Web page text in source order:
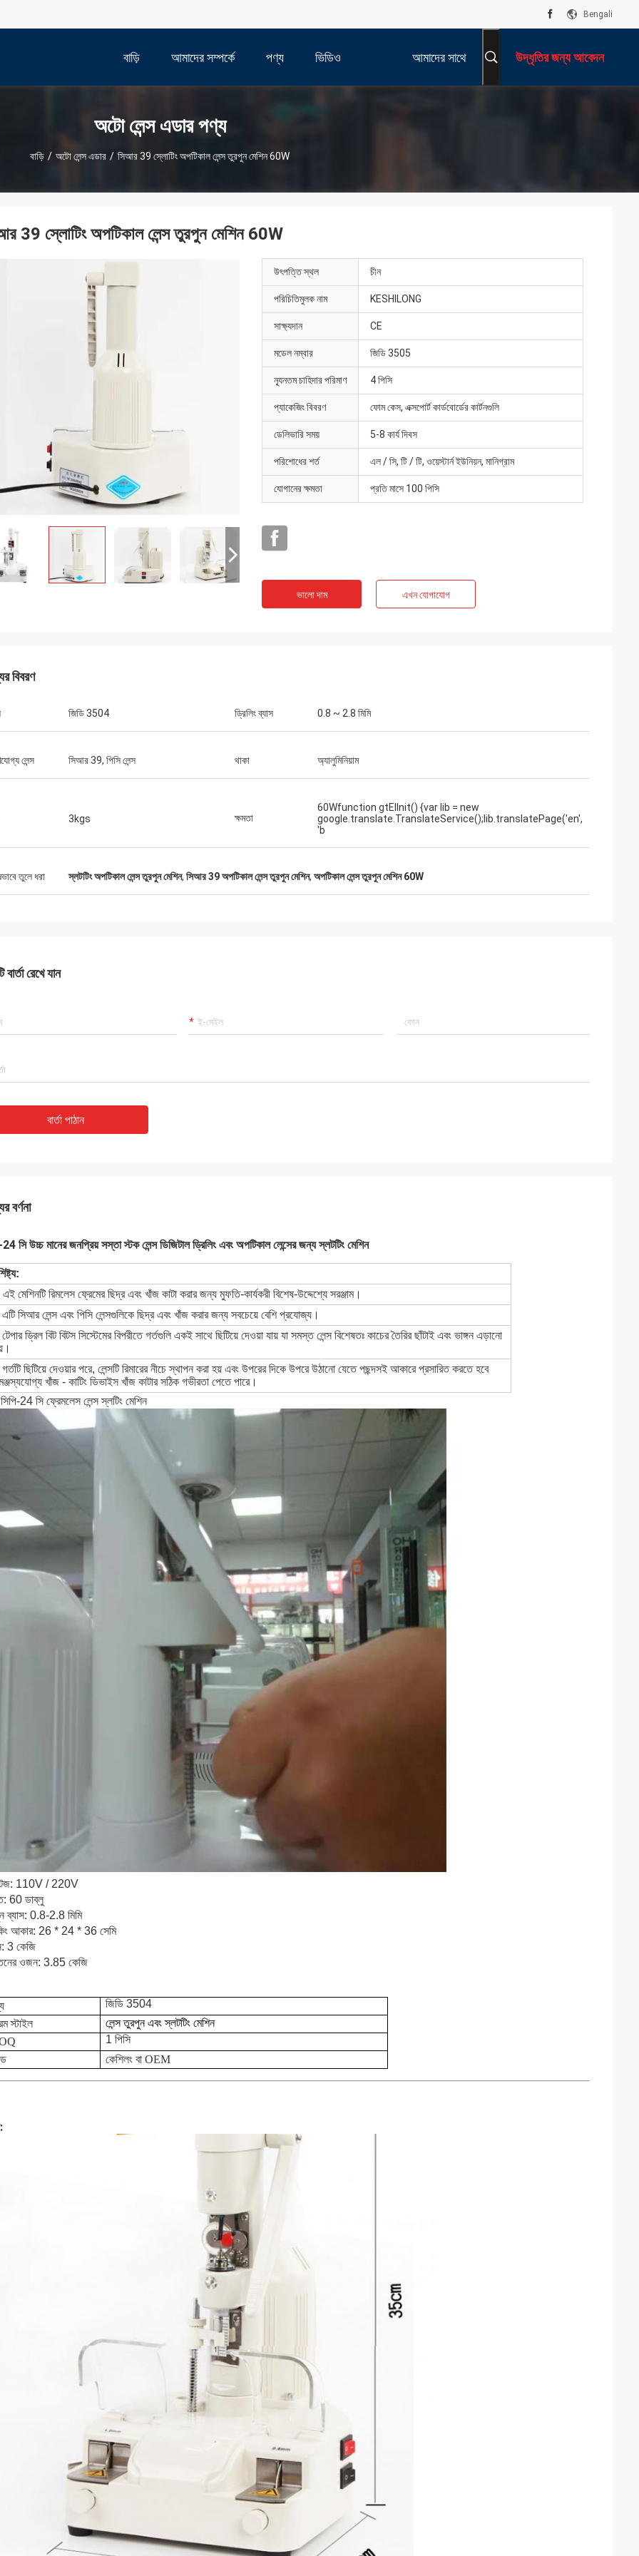
Bengali
বাড়ি আমাদের সম্পর্কে পণ্য ভিডিও আমাদের সাথে উদ্ধৃতির জন্য আবেদন
অটো লেন্স এডার পণ্য
বাড়ি / অটো লেন্স এডার / সিআর 39 স্লোটিং অপটিকাল লেন্স তুরপুন মেশিন 60W
ব্যবসায়ের জন্য 10 টিরও বেশি
জিংগং সেরা, তারা আমাদের
পেশাদার উত্তর সরবরাহ
সৌভাগ্য, এখন আমরা যে সমস্ত আইটেম বিক্রি করছি সেগুলি
তাদের কাছ থেকে আমদানি করা হয়, দুর্দান্ত দল এবং কাজ।
39 স্লোটিং অপটিকাল লেন্স তুরপুন মেশিন 60W
উৎপত্তি স্থল চীন
পরিচিতিমুলক নাম KESHILONG
সাক্ষ্যদান CE
মডেল নম্বার জিডি 3505
ন্যূনতম চাহিদার পরিমাণ 4 পিসি
প্যাকেজিং বিবরণ ফোম কেস, এক্সপোর্ট কার্ডবোর্ডের কার্টনগুলি
ডেলিভারি সময় 5-8 কার্য দিবস
পরিশোধের শর্ত এল / সি, টি / টি, ওয়েস্টার্ন ইউনিয়ন, মানিগ্রাম
যোগানের ক্ষমতা প্রতি মাসে 100 পিসি
ভালো দাম এখন যোগাযোগ
বিবরণ
জিডি 3504 ড্রিলিং ব্যাস 0.8 ~ 2.8 মিমি
লেন্স সিআর 39, পিসি লেন্স থাকা অ্যালুমিনিয়াম
3kgs ক্ষমতা
60Wfunction gtElInit() {var lib = new
google.translate.TranslateService();lib.translatePage('en',
'b
তুলে ধরা স্লটটিং অপটিকাল লেন্স তুরপুন মেশিন, সিআর 39 অপটিকাল লেন্স তুরপুন মেশিন, অপটিকাল লেন্স তুরপুন মেশিন 60W
বার্তা রেখে যান
বার্তা পাঠান
বর্ণনা
24 সি উচ্চ মানের জনপ্রিয় সস্তা স্টক লেন্স ডিজিটাল ড্রিলিং এবং অপটিকাল লেন্সের জন্য স্লটটিং মেশিন
মেশিনটি রিমলেস ফ্রেমের ছিদ্র এবং খাঁজ কাটা করার জন্য মুফতি-কার্যকরী বিশেষ-উদ্দেশ্যে সরঞ্জাম।
সিআর লেন্স এবং পিসি লেন্সগুলিকে ছিদ্র এবং খাঁজ করার জন্য সবচেয়ে বেশি প্রযোজ্য।
ড্রিল বিট বিটস সিস্টেমের বিপরীতে গর্তগুলি একই সাথে ছিটিয়ে দেওয়া যায় যা সমস্ত লেন্স বিশেষতঃ কাচের তৈরির ছাঁটাই এবং ভাঙ্গন এড়ানো
ছিটিয়ে দেওয়ার পরে, লেন্সটি রিমারের নীচে স্থাপন করা হয় এবং উপরের দিকে উপরে উঠানো যেতে পছন্দসই আকারে প্রসারিত করতে হবে
খাঁজ - কাটিং ডিভাইস খাঁজ কাটার সঠিক গভীরতা পেতে পারে।
24 সি ফ্রেমলেস লেন্স স্লটিং মেশিন
110V / 220V
60 ডাব্লু
ব্যাস: 0.8-2.8 মিমি
আকার: 26 * 24 * 36 সেমি
3 কেজি
ওজন: 3.85 কেজি
জিডি 3504
স্টাইল
লেন্স তুরপুন এবং স্লটটিং মেশিন
1 পিসি
কেশিলং বা OEM